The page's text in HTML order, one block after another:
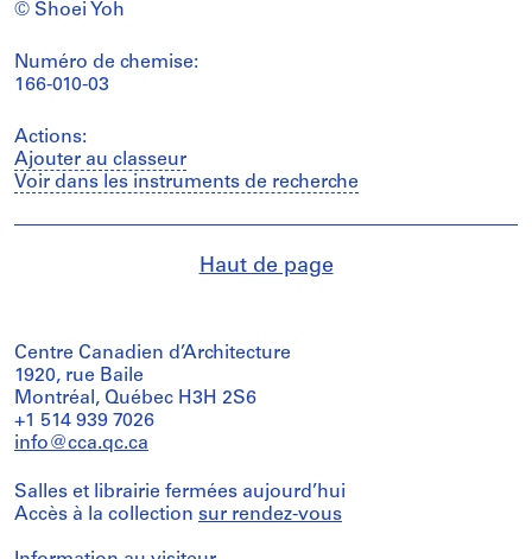
© Shoei Yoh
Numéro de chemise:
166-010-03
Actions:
Ajouter au classeur
Voir dans les instruments de recherche
Haut de page
Centre Canadien d’Architecture
1920, rue Baile
Montréal, Québec H3H 2S6
+1 514 939 7026
info@cca.qc.ca
Salles et librairie fermées aujourd’hui
Accès à la collection sur rendez-vous